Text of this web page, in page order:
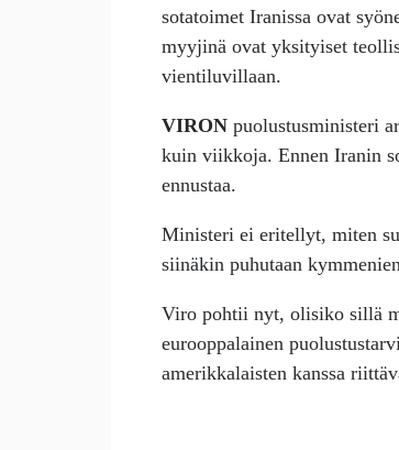
sotatoimet Iranissa ovat
myyjinä ovat yksityiset
vientiluvillaan.
VIRON puolustusministeri
kuin viikkoja. Ennen Iranin
ennustaa.
Ministeri ei eritellyt, miten
siinäkin puhutaan
Viro pohtii nyt, olisiko sillä
eurooppalainen
amerikkalaisten kanssa